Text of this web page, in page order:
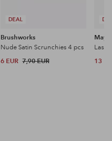
DEAL
Brushworks
Nude Satin Scrunchies 4 pcs
6 EUR 7,90 EUR 13